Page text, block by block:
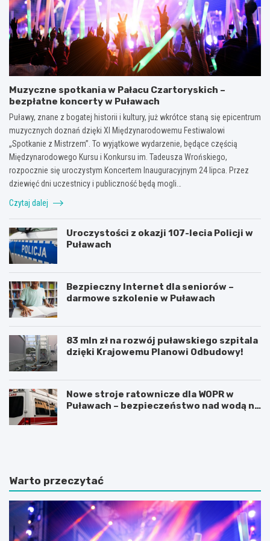
Muzyczne spotkania w Pałacu Czartoryskich –
bezpłatne koncerty w Puławach
Puławy, znane z bogatej historii i kultury, już wkrótce staną się epicentrum
muzycznych doznań dzięki XI Międzynarodowemu Festiwalowi
„Spotkanie z Mistrzem”. To wyjątkowe wydarzenie, będące częścią
Międzynarodowego Kursu i Konkursu im. Tadeusza Wrońskiego,
rozpocznie się uroczystym Koncertem Inauguracyjnym 24 lipca. Przez
dziewięć dni uczestnicy i publiczność będą mogli…
Czytaj dalej
Uroczystości z okazji 107-lecia Policji w
Puławach
Bezpieczny Internet dla seniorów –
darmowe szkolenie w Puławach
83 mln zł na rozwój puławskiego szpitala
dzięki Krajowemu Planowi Odbudowy!
Nowe stroje ratownicze dla WOPR w
Puławach – bezpieczeństwo nad wodą na
O
j
n
i
z
n
J
e
u
s
1
0
Warto przeczytać